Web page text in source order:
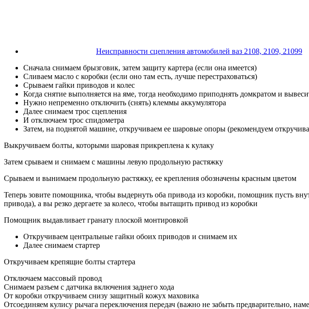
Неисправности сцепления автомобилей ваз 2108, 2109, 21099
Сначала снимаем брызговик, затем защиту картера (если она имеется)
Сливаем масло с коробки (если оно там есть, лучше перестраховаться)
Срываем гайки приводов и колес
Когда снятие выполняется на яме, тогда необходимо приподнять домкратом и
Нужно непременно отключить (снять) клеммы аккумулятора
Далее снимаем трос сцепления
И отключаем трос спидометра
Затем, на поднятой машине, откручиваем ее шаровые опоры (рекомендуем
Выкручиваем болты, которыми шаровая прикреплена к кулаку
Затем срываем и снимаем с машины левую продольную растяжку
Срываем и вынимаем продольную растяжку, ее крепления обозначены красным цветом
Теперь зовите помощника, чтобы выдернуть оба привода из коробки, помощник пусть
привода), а вы резко дергаете за колесо, чтобы вытащить привод из коробки
Помощник выдавливает гранату плоской монтировкой
Откручиваем центральные гайки обоих приводов и снимаем их
Далее снимаем стартер
Откручиваем крепящие болты стартера
Отключаем массовый провод
Снимаем разъем с датчика включения заднего хода
От коробки откручиваем снизу защитный кожух маховика
Отсоединяем кулису рычага переключения передач (важно не забыть предварительно,